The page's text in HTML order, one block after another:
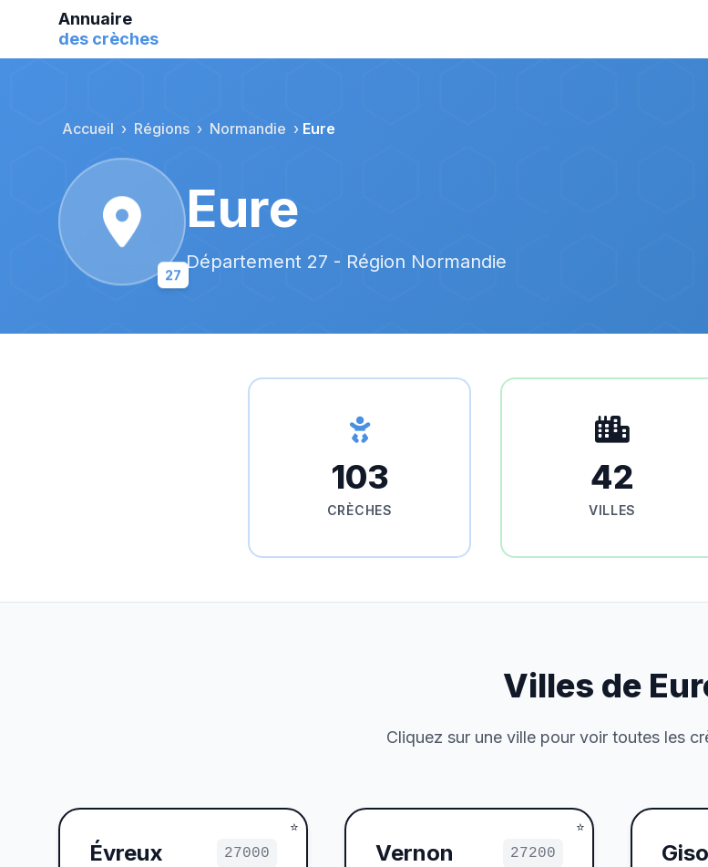
Aller au contenu principal
Annuaire
des crèches
Accueil Régions Normandie Eure
27
Eure
Département 27 - Région Normandie
103
CRÈCHES
42
VILLES
Villes de
Cliquez sur une ville pour voir toutes les
Évreux 27000 Vernon 27200